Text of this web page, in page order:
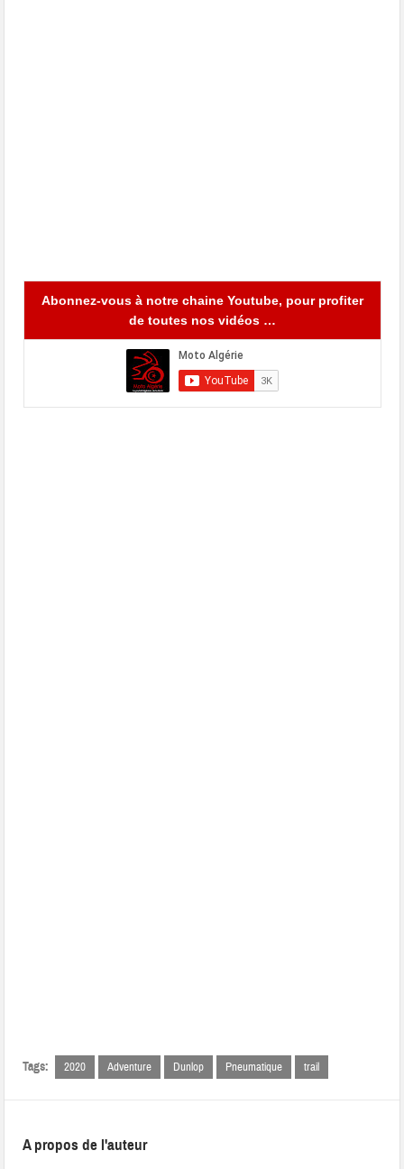
Abonnez-vous à notre chaine Youtube, pour profiter
de toutes nos vidéos …
Tags: 2020 Adventure Dunlop Pneumatique trail
A propos de l'auteur